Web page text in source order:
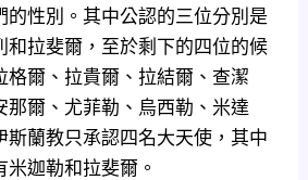
的性別。其中公認的三位分別是
和拉斐爾，至於剩下的四位的候
格爾、拉貴爾、拉結爾、查潔
那爾、尤菲勒、烏西勒、米達
斯蘭教只承認四名大天使，其中
迦勒和拉斐爾。